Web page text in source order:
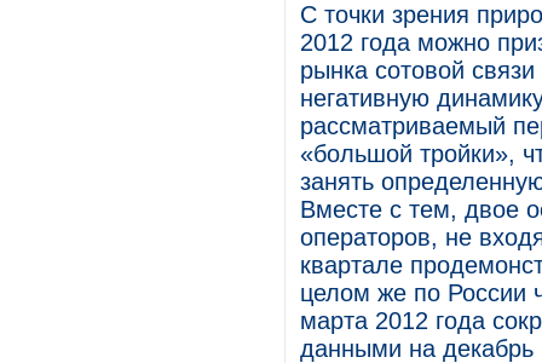
С точки зрения
2012 года можно
рынка сотовой
негативную
рассматриваемый
«большой тройки»,
занять
Вместе с тем, двое
операторов, не
квартале
целом же по России
марта 2012 года
данными на декабрь